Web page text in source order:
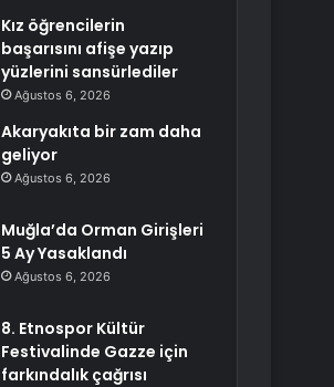
Kız öğrencilerin
başarısını afişe yazıp
yüzlerini sansürlediler
Ağustos 6, 2026
Akaryakıta bir zam daha
geliyor
Ağustos 6, 2026
Muğla’da Orman Girişleri
5 Ay Yasaklandı
Ağustos 6, 2026
8. Etnospor Kültür
Festivalinde Gazze için
farkındalık çağrısı